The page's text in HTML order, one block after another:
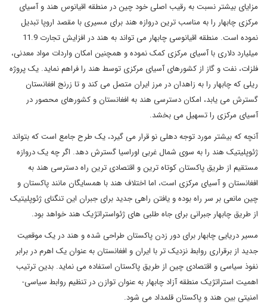
مزایای بیشتر نسبت به رقیب اصلی خود چین در منطقه اقیانوس هند و آسیای
مرکزی چابهار را به مناسب ترین دروازه هند برای مسیری با مقصد اروپا تبدیل
نموده است. منطقه اقیانوسی چابهار می تواند به هند در افزایش تجارت 11.9
میلیارد دلاری با آسیای مرکزی کمک نموده و همچنین امکان واردات مواد معدنی،
فلزات، نفت و گاز از کشورهای آسیای مرکزی توسط هند را فراهم نماید. یک پروژه
ریلی که چابهار را به زاهدان در مرز ایران متصل می کند و تا زرنج افغانستان
گسترش می یابد، امکان دسترسی هند به افغانستان و کشورهای محصور در
آسیای مرکزی را تسهیل می بخشد.
آنچه که بیشتر مورد توجه دهلی نو قرار می گیرد، یک طرح جامع است که بتواند
ژئوپلیتیک هند را به سوی شمال غربی اوراسیا گسترش دهد. اگر چه یک دروازه
مستقیم از طریق پاکستان کوتاه ترین و اقتصادی ترین راه دسترسی هند به
افغانستان و آسیای مرکزی است، اما اختلاف هند با همسایگان مانند پاکستان و
چین مانعی بر سر راه بوده و یافتن راهی جدید برای جبران این تنگنای ژئوپلیتیک
از طریق چابهار جبرانی برای جاه طلبی های ژئواستراتژیک هند خواهد بود.
مسیر دریایی چابهار برای دور زدن پاکستان طراحی شده و هند در یک موقعیت
جدید از برقراری روابط نزدیک تر با ایران و افغانستان به عنوان یک اهرم در برابر
نفوذ سیاسی و اقتصادی چین از طریق پاکستان استفاده می نماید. بدین ترتیب
اهمیت استراتژیک منطقه آزاد چابهار به عنوان توازن در تنظیم روابط سیاسی-
امنیتی بین هند و پاکستان قلمداد می شود.